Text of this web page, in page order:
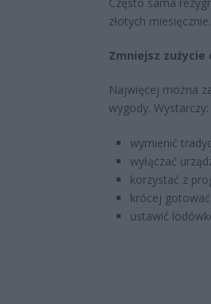
złotych miesięcznie.
Zmniejsz
Najwięcej można
wygody. Wystarczy:
wymienić
wyłączać
korzystać z
krócej
ustawić